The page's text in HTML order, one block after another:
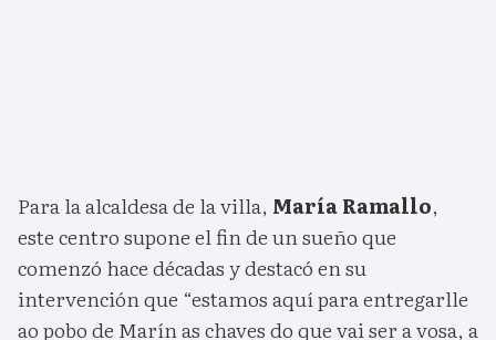
Para la alcaldesa de la villa, María Ramallo,
este centro supone el fin de un sueño que
comenzó hace décadas y destacó en su
intervención que “estamos aquí para entregarlle
ao pobo de Marín as chaves do que vai ser a vosa, a